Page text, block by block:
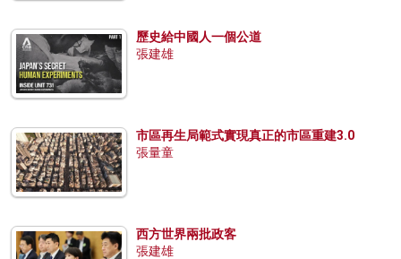
歷史給中國人一個公道
張建雄
市區再生局範式實現真正的市區重建3.0
張量童
西方世界兩批政客
張建雄